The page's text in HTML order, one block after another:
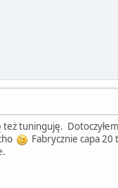
też tuninguję.
Fabrycznie capa 20